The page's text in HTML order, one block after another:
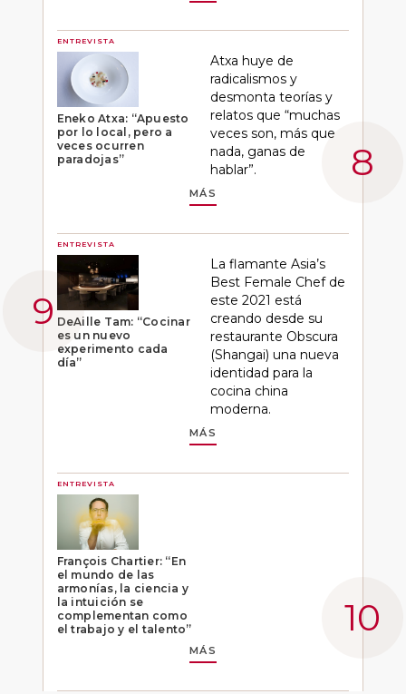
ENTREVISTA
Eneko Atxa: “Apuesto
por lo local, pero a
veces ocurren
paradojas”
Atxa huye de
radicalismos y
desmonta teorías y
relatos que “muchas
veces son, más que
nada, ganas de
hablar”.
MÁS
ENTREVISTA
DeAille Tam: “Cocinar
es un nuevo
experimento cada
día”
La flamante Asia’s
Best Female Chef de
este 2021 está
creando desde su
restaurante Obscura
(Shangai) una nueva
identidad para la
cocina china
moderna.
MÁS
ENTREVISTA
François Chartier: “En
el mundo de las
armonías, la ciencia y
la intuición se
complementan como
el trabajo y el talento”
MÁS